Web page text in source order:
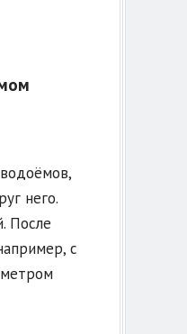
него.
После
с